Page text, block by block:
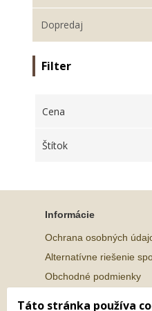
Dopredaj
Filter
Cena
Štítok
Informácie
Ochrana osobných
Alternatívne riešenie
Obchodné podmienky
Táto stránka používa